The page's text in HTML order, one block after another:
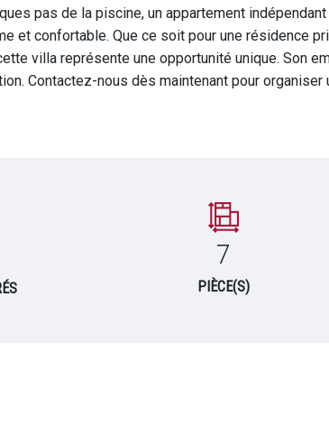
pas de la piscine, un appartement
et confortable. Que ce soit pour une résidence
villa représente une opportunité unique. Son
Contactez-nous dès maintenant pour
7
PIÈCE(S)